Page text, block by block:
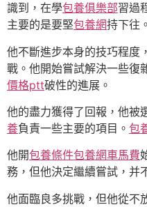
識到，在學包養俱樂部習過
主要的是要堅包養網持下往。
他不斷進步本身的技巧程度
戰。他開始嘗試解決一些復
價格ptt破性的進展。
他的盡力獲得了回報，他被
養負責一些主要的項目。 包
他開包養條件包養網車馬費
務，但他決定繼續嘗試，并
他面臨良多挑戰，但他從不